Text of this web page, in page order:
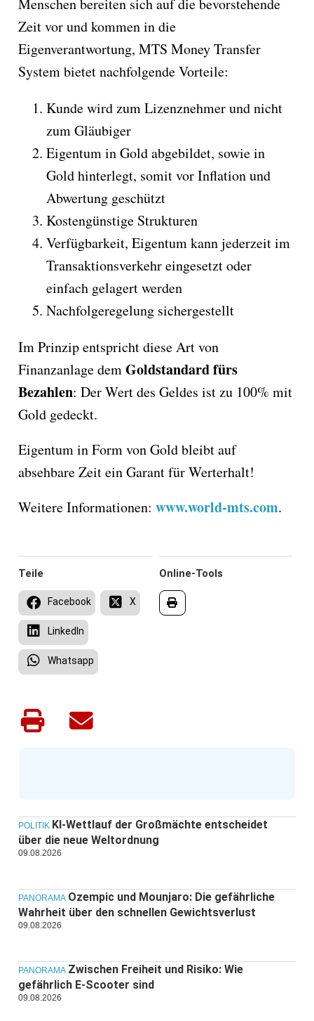
Menschen bereiten sich auf die bevorstehende
Zeit vor und kommen in die
Eigenverantwortung, MTS Money Transfer
System bietet nachfolgende Vorteile:
Kunde wird zum Lizenznehmer und nicht
zum Gläubiger
Eigentum in Gold abgebildet, sowie in
Gold hinterlegt, somit vor Inflation und
Abwertung geschützt
Kostengünstige Strukturen
Verfügbarkeit, Eigentum kann jederzeit im
Transaktionsverkehr eingesetzt oder
einfach gelagert werden
Nachfolgeregelung sichergestellt
Im Prinzip entspricht diese Art von
Finanzanlage demGoldstandard fürs
Bezahlen: Der Wert des Geldes ist zu 100% mit
Gold gedeckt.
Eigentum in Form von Gold bleibt auf
absehbare Zeit ein Garant für Werterhalt!
Weitere Informationen: www.world-mts.com.
Online-Tools
Teile
Facebook X
LinkedIn
Whatsapp
POLITIK KI-Wettlauf der Großmächte entscheidet
über die neue Weltordnung
09.08.2026
PANORAMA Ozempic und Mounjaro: Die gefährliche
Wahrheit über den schnellen Gewichtsverlust
09.08.2026
PANORAMA Zwischen Freiheit und Risiko: Wie
gefährlich E-Scooter sind
09.08.2026